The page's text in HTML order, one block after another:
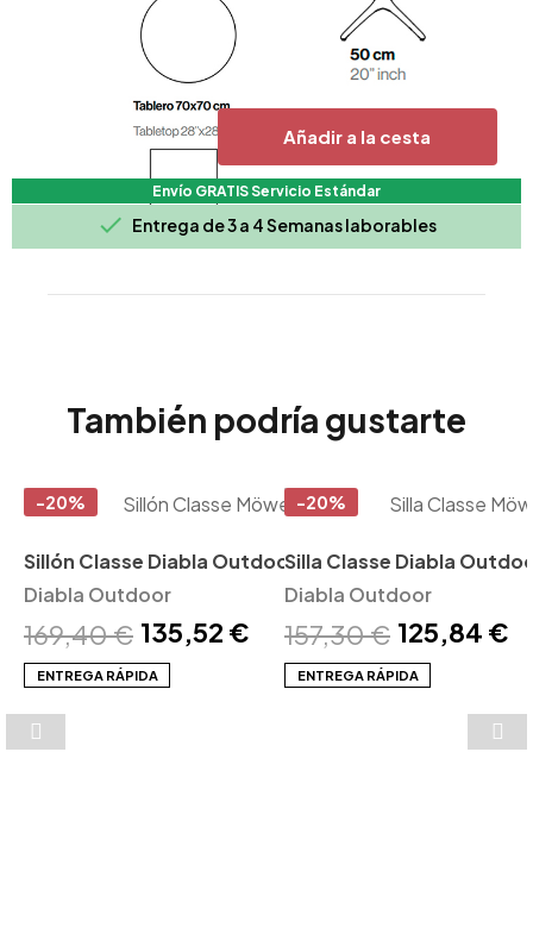
Añadir a la cesta
Envío GRATIS Servicio Estándar
 Entrega de 3 a 4 Semanas laborables
También podría gustarte
-20%
Sillón Classe Diabla Outdoor
Diabla Outdoor
169,40 € 135,52 €
ENTREGA RÁPIDA
-20%
Silla Classe Diabla
Diabla Outdoor
157,30 € 125,84 €
ENTREGA RÁPIDA